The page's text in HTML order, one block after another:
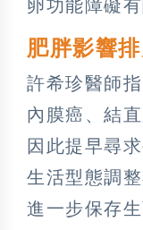
卵功能障礙有
肥胖影響
許希珍醫師
內膜癌、結
因此提早尋
生活型態調
進一步保存